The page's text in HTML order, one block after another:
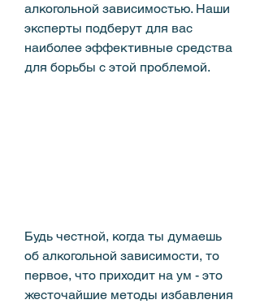
алкогольной зависимостью. Наши
эксперты подберут для вас
наиболее эффективные средства
для борьбы с этой проблемой.
Будь честной, когда ты думаешь
об алкогольной зависимости, то
первое, что приходит на ум - это
жесточайшие методы избавления